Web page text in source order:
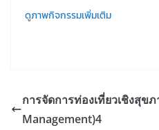
ดูภาพกิจกรรมเพิ่มเติม
การจัดการท่องเที่ยวเชิงสุข
Management)4